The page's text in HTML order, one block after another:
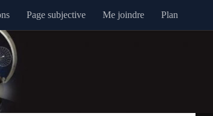
Page subjective Me joindre Plan